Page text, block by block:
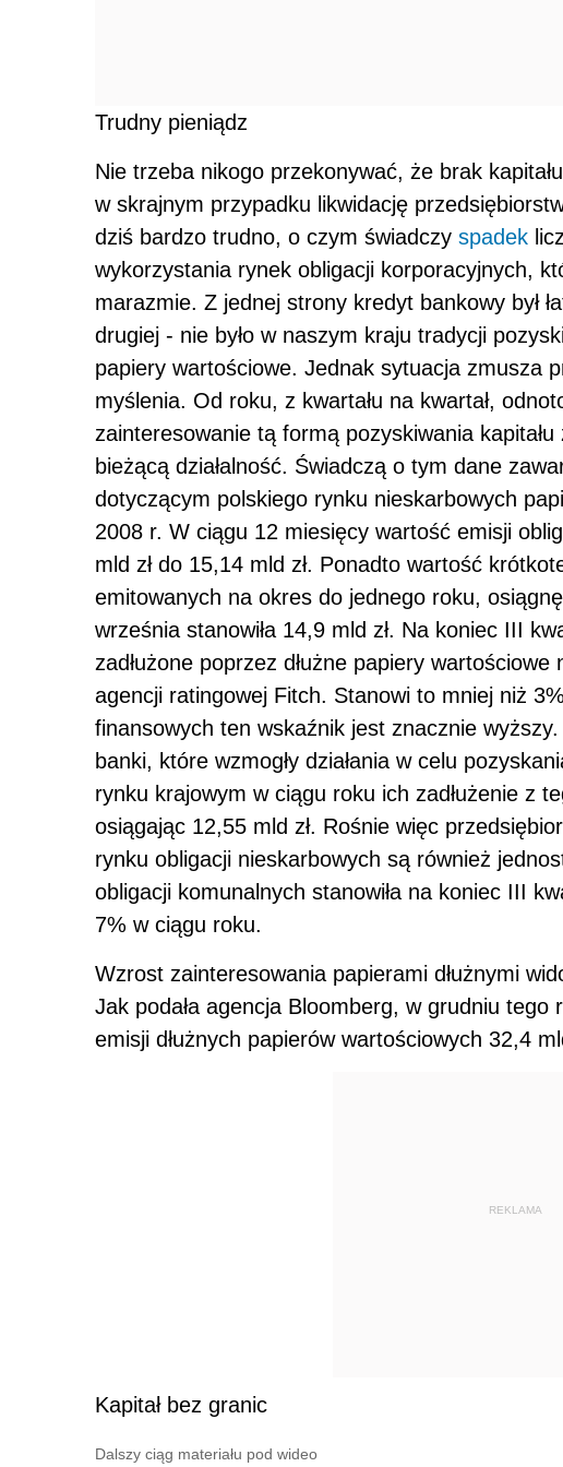
Trudny pieniądz
Nie trzeba nikogo przekonywać, że brak
w skrajnym przypadku likwidację
dziś bardzo trudno, o czym świadczy spadek
wykorzystania rynek obligacji korporacyjnych,
marazmie. Z jednej strony kredyt bankowy był
drugiej - nie było w naszym kraju tradycji
papiery wartościowe. Jednak sytuacja zmusza
myślenia. Od roku, z kwartału na kwartał,
zainteresowanie tą formą pozyskiwania
bieżącą działalność. Świadczą o tym dane
dotyczącym polskiego rynku nieskarbowych
2008 r. W ciągu 12 miesięcy wartość emisji
mld zł do 15,14 mld zł. Ponadto wartość
emitowanych na okres do jednego roku,
września stanowiła 14,9 mld zł. Na koniec III
zadłużone poprzez dłużne papiery
agencji ratingowej Fitch. Stanowi to mniej niż
finansowych ten wskaźnik jest znacznie
banki, które wzmogły działania w celu
rynku krajowym w ciągu roku ich zadłużenie z
osiągając 12,55 mld zł. Rośnie więc
rynku obligacji nieskarbowych są również
obligacji komunalnych stanowiła na koniec III
7% w ciągu roku.
Wzrost zainteresowania papierami dłużnymi
Jak podała agencja Bloomberg, w grudniu tego
emisji dłużnych papierów wartościowych 32,4
REKLAMA
Kapitał bez granic
Dalszy ciąg materiału pod wideo